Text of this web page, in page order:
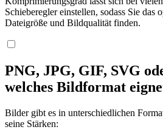
Schieberegler einstellen, sodass Sie das
Dateigröße und Bildqualität finden.
PNG, JPG, GIF, SVG
welches Bildformat
Bilder gibt es in unterschiedlichen
seine Stärken: